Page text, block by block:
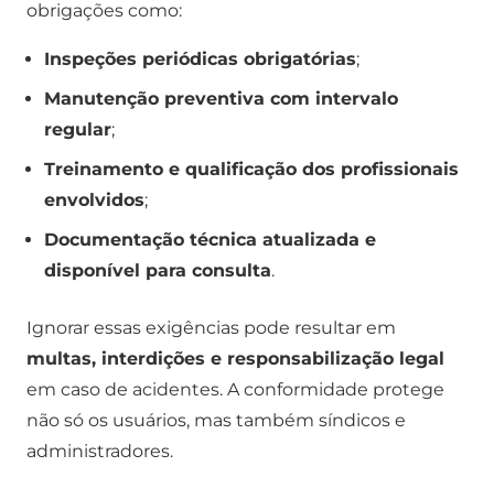
obrigações como:
Inspeções periódicas obrigatórias;
Manutenção preventiva com intervalo
regular;
Treinamento e qualificação dos profissionais
envolvidos;
Documentação técnica atualizada e
disponível para consulta.
Ignorar essas exigências pode resultar em
multas, interdições e responsabilização legal
em caso de acidentes. A conformidade protege
não só os usuários, mas também síndicos e
administradores.